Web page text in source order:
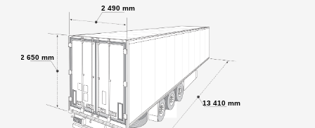
2 490 mm
2 650 mm
13 410 mm